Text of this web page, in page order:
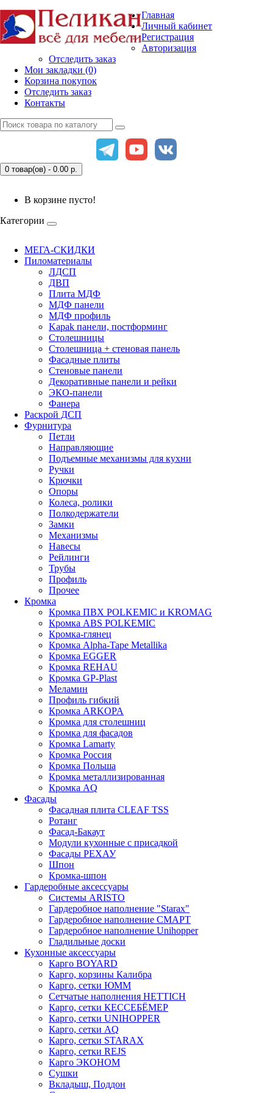
Главная
Личный кабинет
Регистрация
Авторизация
Отследить заказ
Мои закладки (0)
Корзина покупок
Отследить заказ
Контакты
0 товар(ов) - 0.00 р.
В корзине пусто!
Категории
МЕГА-СКИДКИ
Пиломатериалы
ЛДСП
ДВП
Плита МДФ
МДФ панели
МДФ профиль
Kapak панели, постформинг
Столешницы
Столешница + стеновая панель
Фасадные плиты
Стеновые панели
Декоративные панели и рейки
ЭКО-панели
Фанера
Раскрой ДСП
Фурнитура
Петли
Направляющие
Подъемные механизмы для кухни
Ручки
Крючки
Опоры
Колеса, ролики
Полкодержатели
Замки
Механизмы
Навесы
Рейлинги
Трубы
Профиль
Прочее
Кромка
Кромка ПВХ POLKEMIC и KROMAG
Кромка ABS POLKEMIС
Кромка-глянец
Кромка Alpha-Tape Metallika
Кромка EGGER
Кромка REHAU
Кромка GP-Plast
Меламин
Профиль гибкий
Кромка ARKOPA
Кромка для столешниц
Кромка для фасадов
Кромка Lamarty
Кромка Россия
Кромка Польша
Кромка металлизированная
Кромка AQ
Фасады
Фасадная плита CLEAF TSS
Ротанг
Фасад-Бакаут
Модули кухонные с присадкой
Фасады РЕХАУ
Шпон
Кромка-шпон
Гардеробные аксессуары
Системы ARISTO
Гардеробное наполнение "Starax"
Гардеробное наполнение СМАРТ
Гардеробное наполнение Unihopper
Гладильные доски
Кухонные аксессуары
Карго BOYARD
Карго, корзины Калибра
Карго, сетки ЮММ
Сетчатые наполнения HETTICH
Карго, сетки КЕССЕБЁМЕР
Карго, сетки UNIHOPPER
Карго, сетки AQ
Карго, сетки STARAX
Карго, сетки REJS
Карго ЭКОНОМ
Сушки
Вкладыш, Поддон